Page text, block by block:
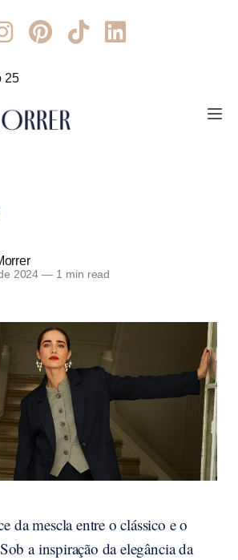
2024 — 1 min read
da mescla entre o clássico e o
a inspiração da elegância da